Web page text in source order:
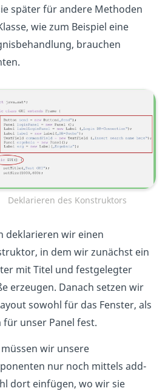
später für andere Methoden
wie zum Beispiel eine
brauchen
Deklarieren des Konstruktors
deklarieren wir einen
in dem wir zunächst ein
mit Titel und festgelegter
erzeugen. Danach setzen wir
sowohl für das Fenster, als
für unser Panel fest.
müssen wir unsere
nur noch mittels add-
dort einfügen, wo wir sie